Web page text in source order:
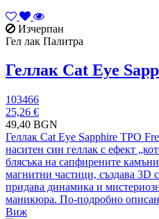
Изчерпан
Гел лак Палитра
Геллак Cat Eye
103466
25,26 €
49,40 BGN
Геллак Cat Eye Sapphire TPO
наситен син геллак с ефект
блясъка на сапфирените
магнитни частици, създава 3D
придава динамика и
маникюра. По-подробно
Виж